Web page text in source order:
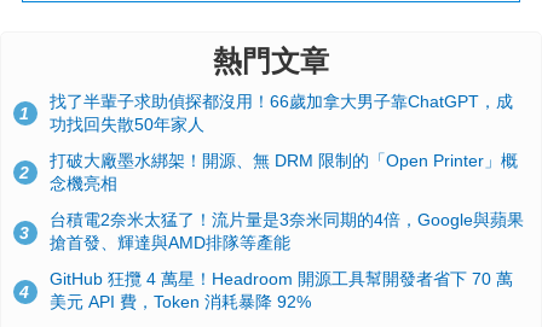
熱門文章
1
找了半輩子求助偵探都沒用！66歲加拿大男子靠ChatGPT，成
功找回失散50年家人
2
打破大廠墨水綁架！開源、無 DRM 限制的「Open Printer」概
念機亮相
3
台積電2奈米太猛了！流片量是3奈米同期的4倍，Google與蘋果
搶首發、輝達與AMD排隊等產能
4
GitHub 狂攬 4 萬星！Headroom 開源工具幫開發者省下 70 萬
美元 API 費，Token 消耗暴降 92%